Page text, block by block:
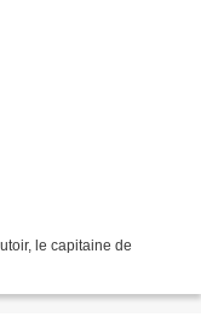
le capitaine de